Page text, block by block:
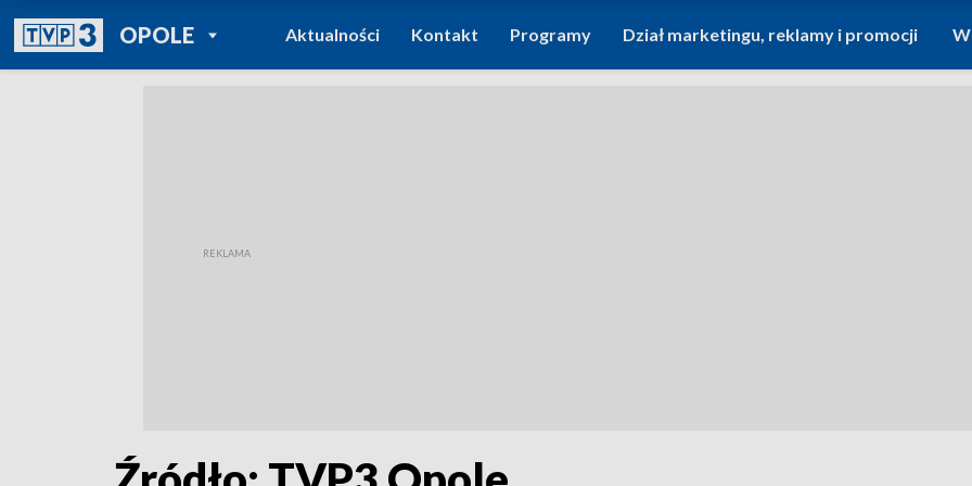
OPOLEPOWRÓT DO
TVP REGIONY
Aktualności Kontakt Programy Dział marketingu, reklamy i promocji